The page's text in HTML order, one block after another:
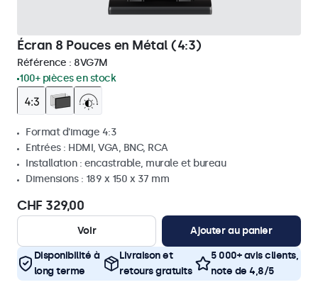
Écran 8 Pouces en Métal (4:3)
Référence : 8VG7M
100+ pièces en stock
Format d'image 4:3
Entrées : HDMI, VGA, BNC, RCA
Installation : encastrable, murale et bureau
Dimensions : 189 x 150 x 37 mm
CHF 329,00
Voir Ajouter au panier
Disponibilité à
long terme
Livraison et
retours gratuits
5 000+ avis clients,
note de 4,8/5